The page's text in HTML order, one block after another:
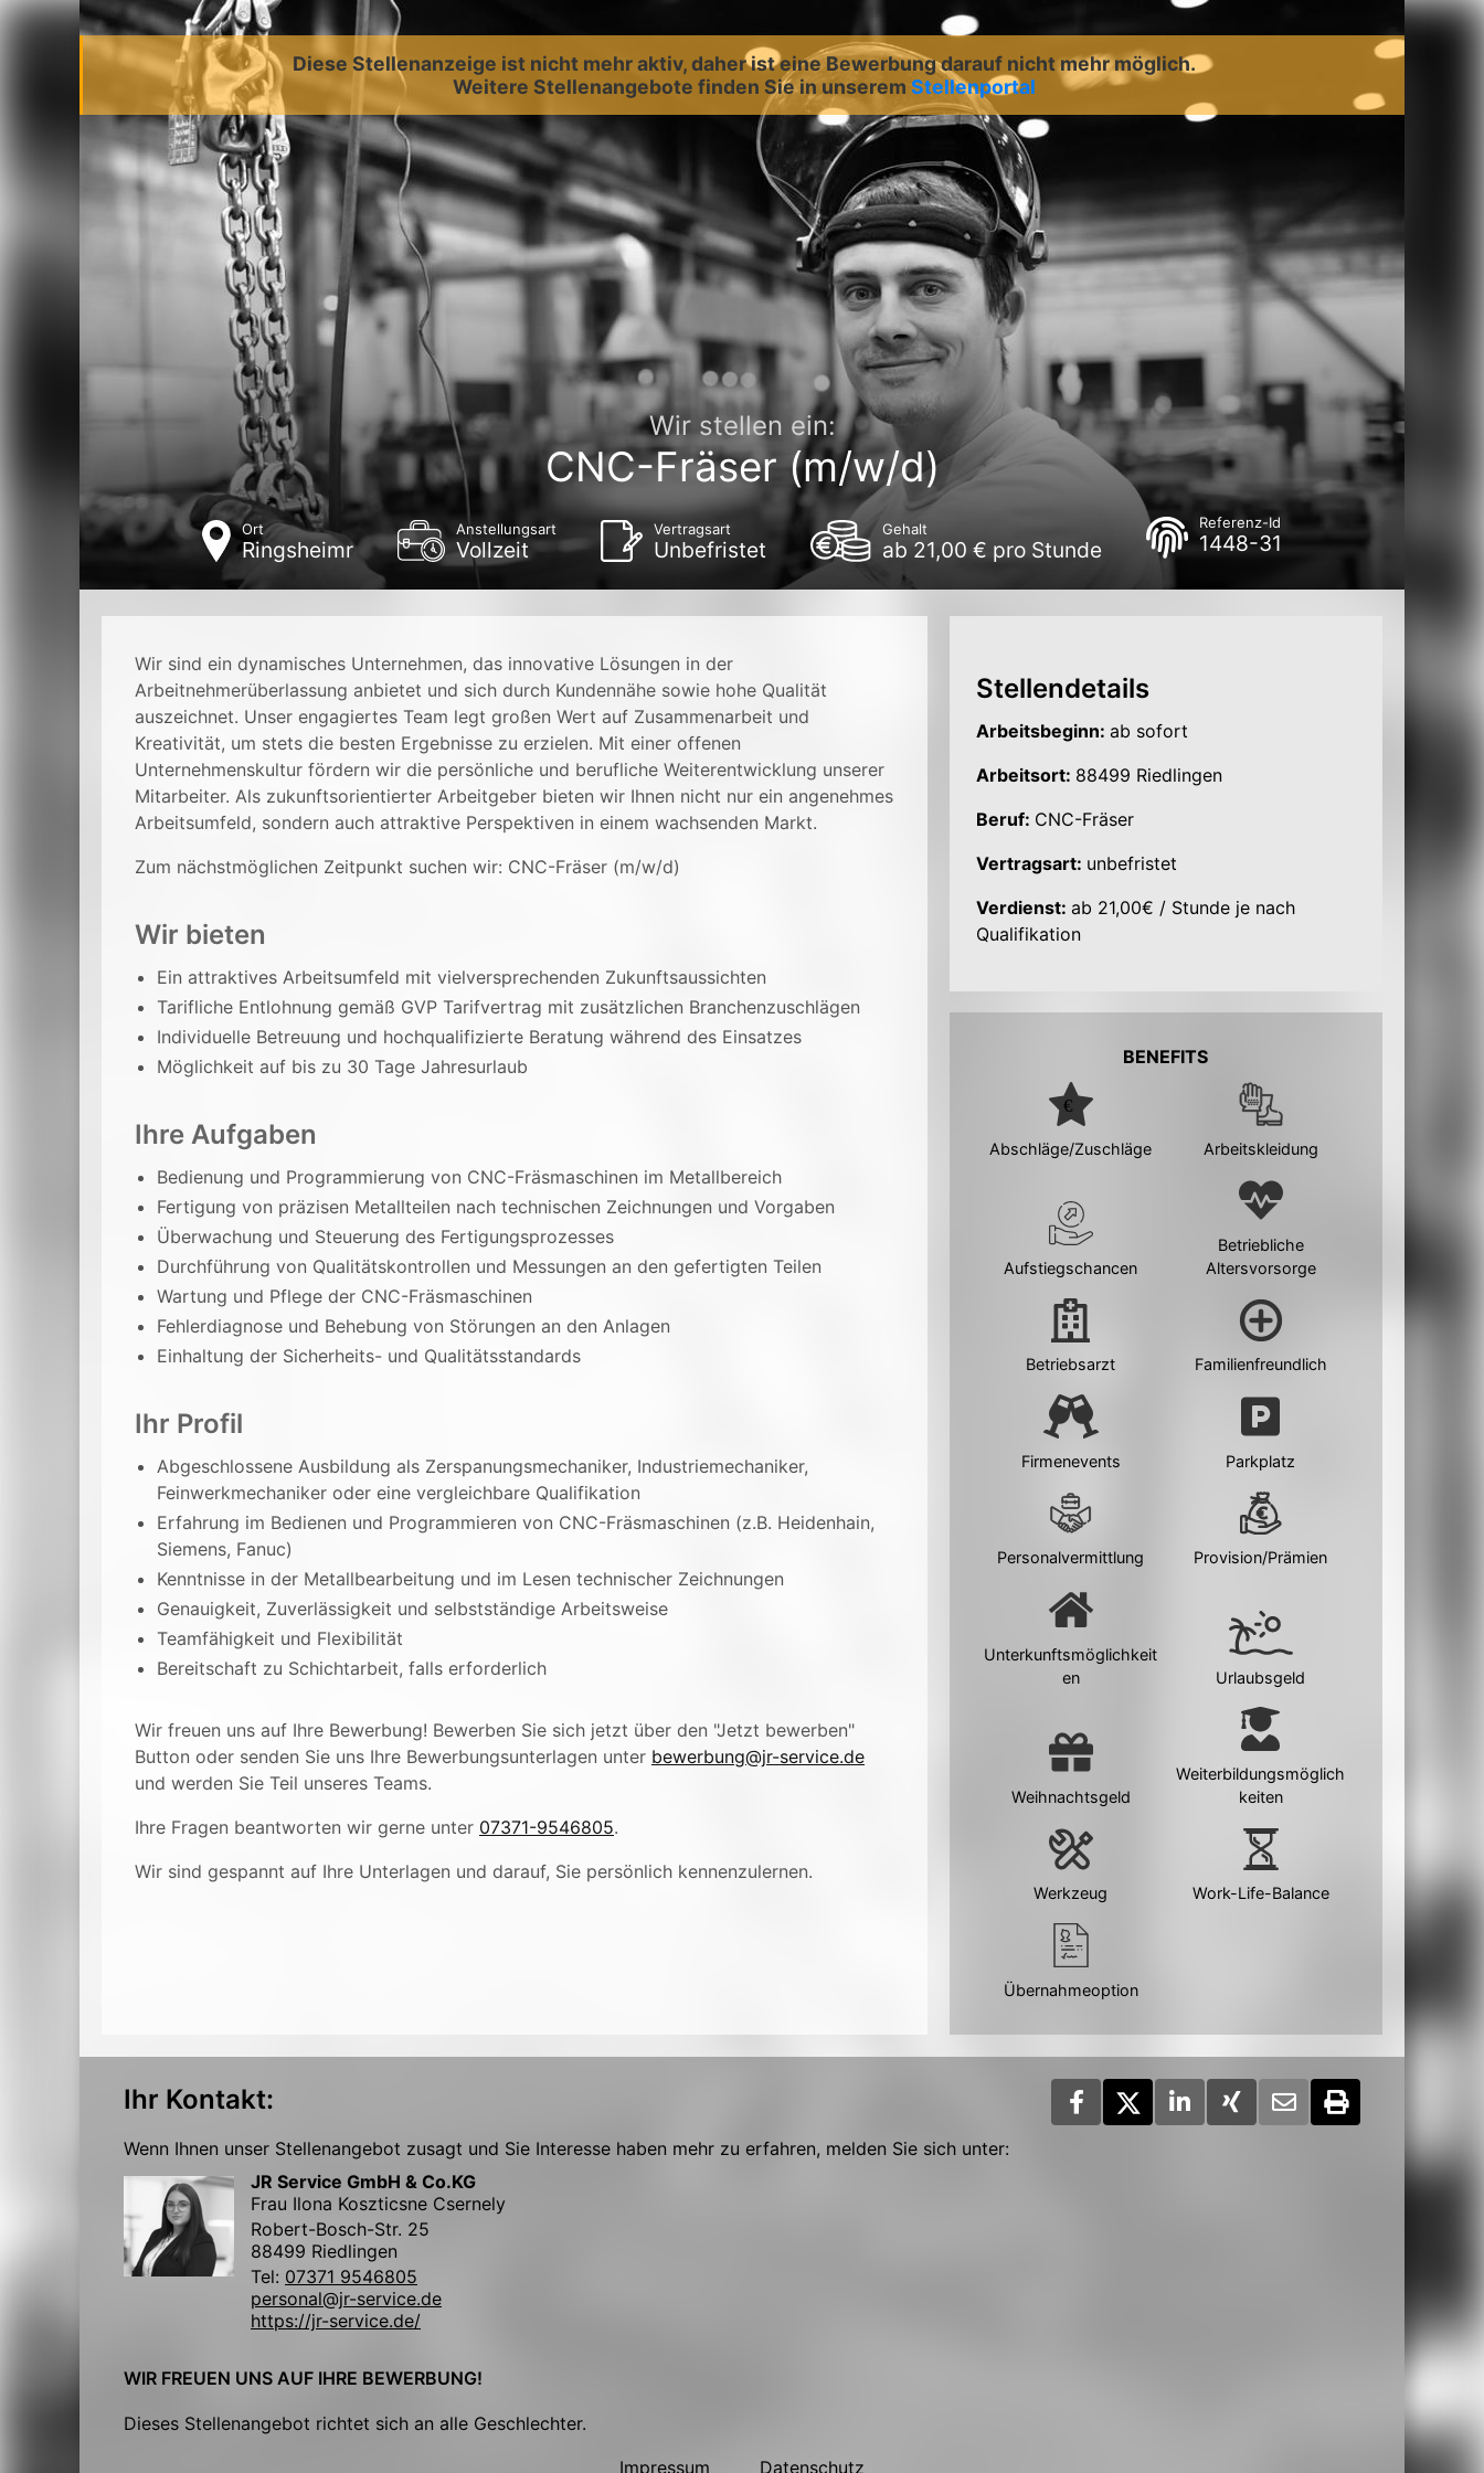
Diese Stellenanzeige ist nicht mehr aktiv, daher ist eine Bewerbung darauf nicht mehr möglich.
Weitere Stellenangebote finden Sie in unserem Stellenportal
Wir stellen ein:
CNC-Fräser (m/w/d)
Ort
Ringsheimr
Anstellungsart
Vollzeit
Vertragsart
Unbefristet
Gehalt
ab 21,00 € pro Stunde
Referenz-Id
1448-31
Wir sind ein dynamisches Unternehmen, das innovative Lösungen in der
Arbeitnehmerüberlassung anbietet und sich durch Kundennähe sowie hohe Qualität
auszeichnet. Unser engagiertes Team legt großen Wert auf Zusammenarbeit und
Kreativität, um stets die besten Ergebnisse zu erzielen. Mit einer offenen
Unternehmenskultur fördern wir die persönliche und berufliche Weiterentwicklung unserer
Mitarbeiter. Als zukunftsorientierter Arbeitgeber bieten wir Ihnen nicht nur ein angenehmes
Arbeitsumfeld, sondern auch attraktive Perspektiven in einem wachsenden Markt.
Zum nächstmöglichen Zeitpunkt suchen wir: CNC-Fräser (m/w/d)
Wir bieten
Ein attraktives Arbeitsumfeld mit vielversprechenden Zukunftsaussichten
Tarifliche Entlohnung gemäß GVP Tarifvertrag mit zusätzlichen Branchenzuschlägen
Individuelle Betreuung und hochqualifizierte Beratung während des Einsatzes
Möglichkeit auf bis zu 30 Tage Jahresurlaub
Ihre Aufgaben
Bedienung und Programmierung von CNC-Fräsmaschinen im Metallbereich
Fertigung von präzisen Metallteilen nach technischen Zeichnungen und Vorgaben
Überwachung und Steuerung des Fertigungsprozesses
Durchführung von Qualitätskontrollen und Messungen an den gefertigten Teilen
Wartung und Pflege der CNC-Fräsmaschinen
Fehlerdiagnose und Behebung von Störungen an den Anlagen
Einhaltung der Sicherheits- und Qualitätsstandards
Ihr Profil
Abgeschlossene Ausbildung als Zerspanungsmechaniker, Industriemechaniker,
Feinwerkmechaniker oder eine vergleichbare Qualifikation
Erfahrung im Bedienen und Programmieren von CNC-Fräsmaschinen (z.B. Heidenhain,
Siemens, Fanuc)
Kenntnisse in der Metallbearbeitung und im Lesen technischer Zeichnungen
Genauigkeit, Zuverlässigkeit und selbstständige Arbeitsweise
Teamfähigkeit und Flexibilität
Bereitschaft zu Schichtarbeit, falls erforderlich
Wir freuen uns auf Ihre Bewerbung! Bewerben Sie sich jetzt über den "Jetzt bewerben"
Button oder senden Sie uns Ihre Bewerbungsunterlagen unter bewerbung@jr-service.de
und werden Sie Teil unseres Teams.
Ihre Fragen beantworten wir gerne unter 07371-9546805.
Wir sind gespannt auf Ihre Unterlagen und darauf, Sie persönlich kennenzulernen.
Stellendetails
Arbeitsbeginn: ab sofort
Arbeitsort: 88499 Riedlingen
Beruf: CNC-Fräser
Vertragsart: unbefristet
Verdienst: ab 21,00€ / Stunde je nach
Qualifikation
BENEFITS
Abschläge/Zuschläge Arbeitskleidung
Aufstiegschancen
Betriebliche
Altersvorsorge
Betriebsarzt Familienfreundlich
Firmenevents Parkplatz
Personalvermittlung Provision/Prämien
Unterkunftsmöglichkeit
en
Urlaubsgeld
Weihnachtsgeld
Weiterbildungsmöglich
keiten
Werkzeug Work-Life-Balance
Übernahmeoption
Ihr Kontakt:
Wenn Ihnen unser Stellenangebot zusagt und Sie Interesse haben mehr zu erfahren, melden Sie sich unter:
JR Service GmbH & Co.KG
Frau Ilona Koszticsne Csernely
Robert-Bosch-Str. 25
88499 Riedlingen
Tel: 07371 9546805
personal@jr-service.de
https://jr-service.de/
WIR FREUEN UNS AUF IHRE BEWERBUNG!
Dieses Stellenangebot richtet sich an alle Geschlechter.
Impressum
Datenschutz